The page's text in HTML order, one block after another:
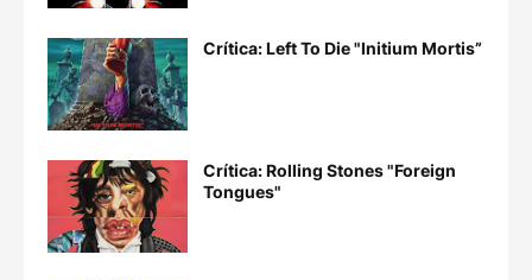
Crítica: Left To Die "Initium Mortis”
Crítica: Rolling Stones "Foreign
Tongues"